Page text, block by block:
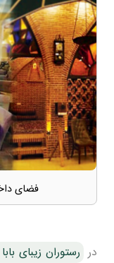
فضای
در رستوران زیبای